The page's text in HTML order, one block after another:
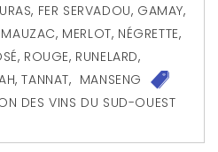
, FER SERVADOU, GAMAY,
MAUZAC, MERLOT, NÉGRETTE,
, ROUGE, RUNELARD,
,TANNAT, MANSENG
DES VINS DU SUD-OUEST